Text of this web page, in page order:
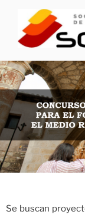
Se buscan